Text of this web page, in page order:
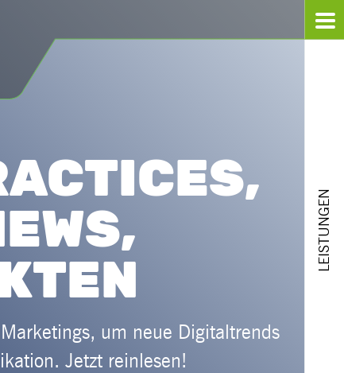
LEISTUNGEN
um neue Digitaltrends
Jetzt reinlesen!